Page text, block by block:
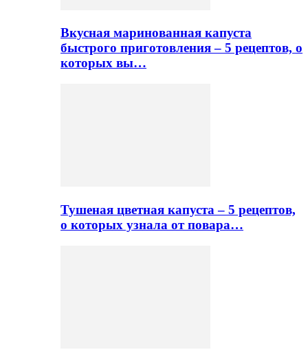
Вкусная маринованная капуста
быстрого приготовления – 5 рецептов, о
которых вы…
Тушеная цветная капуста – 5 рецептов,
о которых узнала от повара…